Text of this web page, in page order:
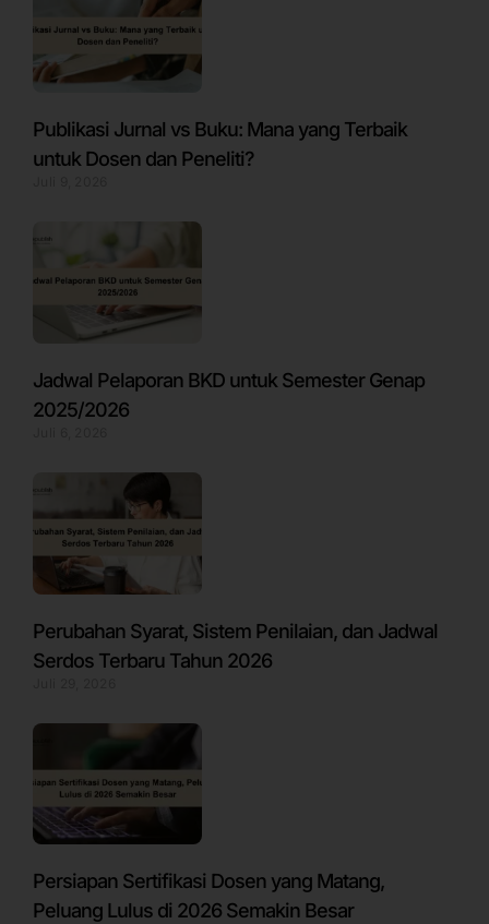
Publikasi Jurnal vs Buku: Mana yang Terbaik
untuk Dosen dan Peneliti?
Jadwal Pelaporan BKD untuk Semester Genap
2025/2026
Perubahan Syarat, Sistem Penilaian, dan Jadwal
Serdos Terbaru Tahun 2026
Persiapan Sertifikasi Dosen yang Matang,
Peluang Lulus di 2026 Semakin Besar